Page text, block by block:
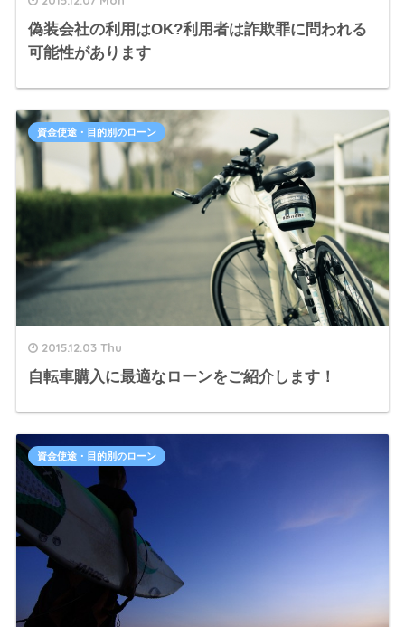
偽装会社の利用はOK?利用者は詐欺罪に問われる
可能性があります
2015.12.03 Thu
自転車購入に最適なローンをご紹介します！
資金使途・目的別のローン
資金使途・目的別のローン